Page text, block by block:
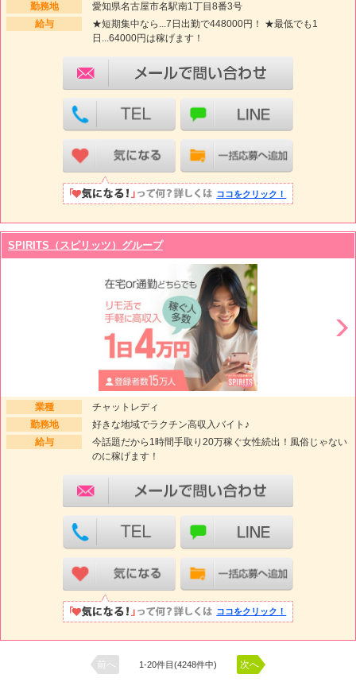
勤務地
愛知県名古屋市名駅南1丁目8番3号
給与
★短期集中なら...7日出勤で448000円！ ★最低でも1
日...64000円は稼げます！
ココをクリック！
SPIRITS（スピリッツ）グループ
業種
チャットレディ
勤務地
好きな地域でラクチン高収入バイト♪
給与
今話題だから1時間手取り20万稼ぐ女性続出！風俗じゃない
のに稼げます！
ココをクリック！
前へ 1-20件目(4248件中) 次へ